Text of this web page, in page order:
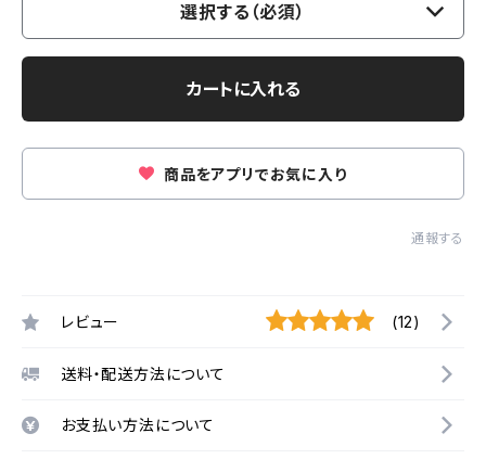
選択する（必須）
カートに入れる
商品をアプリでお気に入り
通報する
レビュー (12)
送料・配送方法について
お支払い方法について